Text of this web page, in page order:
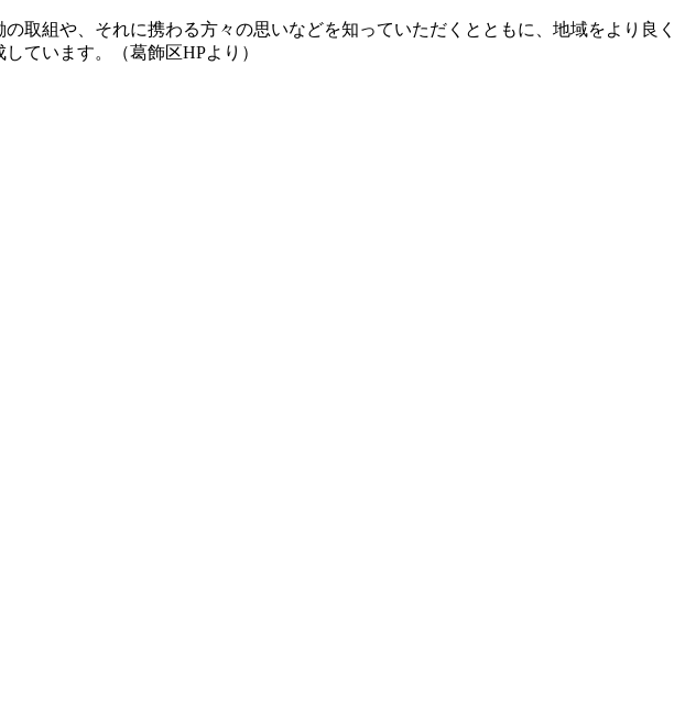
取組や、それに携わる方々の思いなどを知っていただくとともに、地域をより良く
ています。（葛飾区HPより）